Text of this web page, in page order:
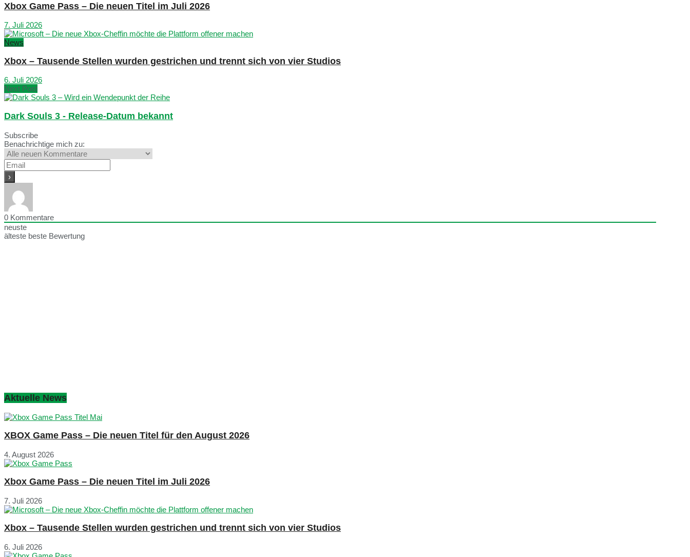
Xbox Game Pass – Die neuen Titel im Juli 2026
7. Juli 2026
News
Xbox – Tausende Stellen wurden gestrichen und trennt sich von vier Studios
6. Juli 2026
Next Post
Dark Souls 3 - Release-Datum bekannt
Subscribe
Benachrichtige mich zu:
0 Kommentare
neuste
älteste beste Bewertung
Aktuelle News
XBOX Game Pass – Die neuen Titel für den August 2026
4. August 2026
Xbox Game Pass – Die neuen Titel im Juli 2026
7. Juli 2026
Xbox – Tausende Stellen wurden gestrichen und trennt sich von vier Studios
6. Juli 2026